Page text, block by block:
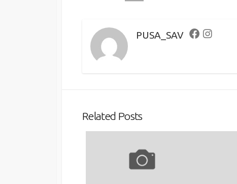
PUSA_SAV Facebook
Related Posts